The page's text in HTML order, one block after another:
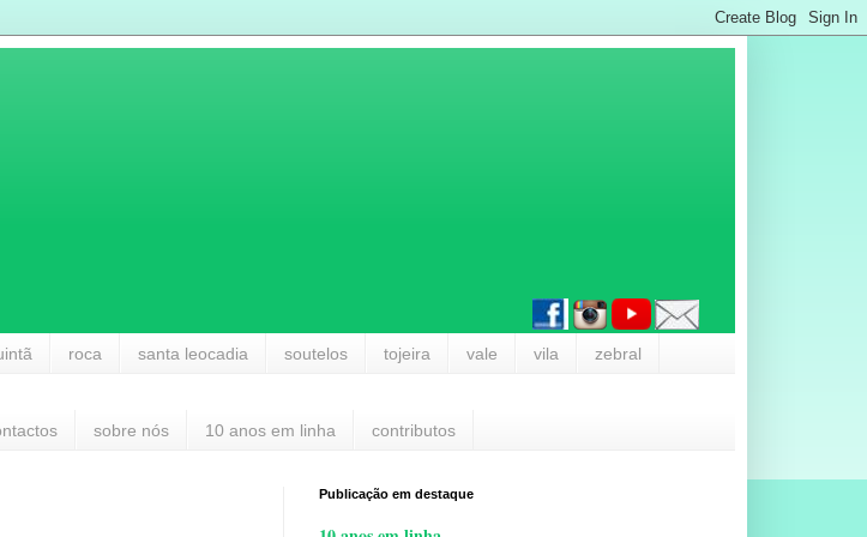
roca santa leocadia soutelos tojeira vale vila zebral
sobre nós 10 anos em linha contributos
Publicação em destaque